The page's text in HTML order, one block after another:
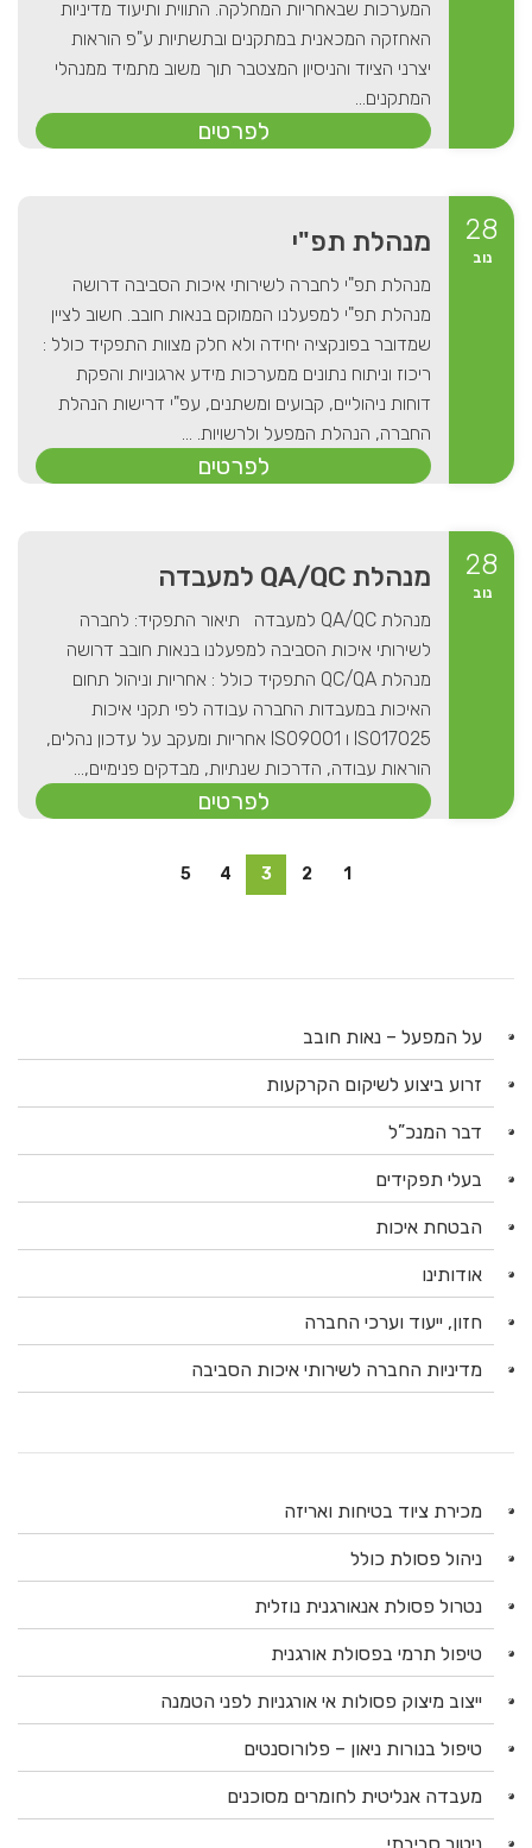
המערכות שבאחריות המחלקה. התווית ותיעוד מדיניות
האחזקה המכאנית במתקנים ובתשתיות ע"פ הוראות
יצרני הציוד והניסיון המצטבר תוך משוב מתמיד ממנהלי
המתקנים...
לפרטים
28
נוב מנהלת תפ"י
מנהלת תפ"י לחברה לשירותי איכות הסביבה דרושה
מנהלת תפ"י למפעלנו הממוקם בנאות חובב. חשוב לציין
שמדובר בפונקציה יחידה ולא חלק מצוות התפקיד כולל :
ריכוז וניתוח נתונים ממערכות מידע ארגוניות והפקת
דוחות ניהוליים, קבועים ומשתנים, עפ"י דרישות הנהלת
החברה, הנהלת המפעל ולרשויות. ...
לפרטים
28
נוב מנהלת QA/QC למעבדה
מנהלת QA/QC למעבדה תיאור התפקיד: לחברה
לשירותי איכות הסביבה למפעלנו בנאות חובב דרושה
מנהלת QC/QA התפקיד כולל : אחריות וניהול תחום
האיכות במעבדות החברה עבודה לפי תקני איכות
ISO17025 ו ISO9001 אחריות ומעקב על עדכון נהלים,
הוראות עבודה, הדרכות שנתיות, מבדקים פנימיים,...
לפרטים
1
2
3
4
5
על המפעל – נאות חובב
זרוע ביצוע לשיקום הקרקעות
דבר המנכ”ל
בעלי תפקידים
הבטחת איכות
אודותינו
חזון, ייעוד וערכי החברה
מדיניות החברה לשירותי איכות הסביבה
מכירת ציוד בטיחות ואריזה
ניהול פסולת כולל
נטרול פסולת אנאורגנית נוזלית
טיפול תרמי בפסולת אורגנית
ייצוב מיצוק פסולות אי אורגניות לפני הטמנה
טיפול בנורות ניאון – פלורוסנטים
מעבדה אנליטית לחומרים מסוכנים